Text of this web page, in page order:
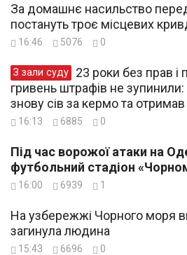
За домашнє насильство
постануть троє місцевих
16:46 5076 0
З зали суду
гривень штрафів не зупинили:
знову сів за кермо та
16:13 6885 0
Під час ворожої атаки на
футбольний стадіон
16:00 6939 1
На узбережжі Чорного моря
загинула людина
15:43 6696 0